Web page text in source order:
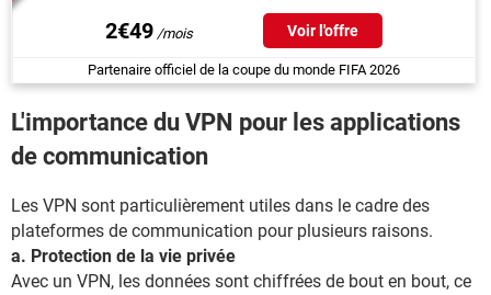
2€49 Voir l'offre
Partenaire officiel de la coupe du monde FIFA 2026
L'importance du VPN pour les applications
de communication
Les VPN sont particulièrement utiles dans le cadre des
plateformes de communication pour plusieurs raisons.
a. Protection de la vie privée
Avec un VPN, les données sont chiffrées de bout en bout, ce